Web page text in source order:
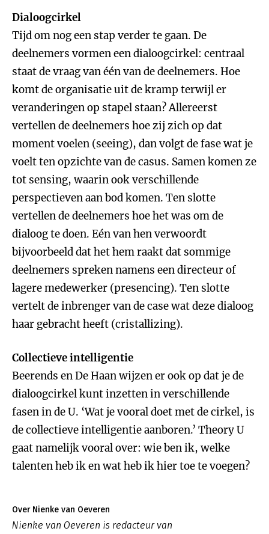
Dialoogcirkel
Tijd om nog een stap verder te gaan. De
deelnemers vormen een dialoogcirkel: centraal
staat de vraag van één van de deelnemers. Hoe
komt de organisatie uit de kramp terwijl er
veranderingen op stapel staan? Allereerst
vertellen de deelnemers hoe zij zich op dat
moment voelen (seeing), dan volgt de fase wat je
voelt ten opzichte van de casus. Samen komen ze
tot sensing, waarin ook verschillende
perspectieven aan bod komen. Ten slotte
vertellen de deelnemers hoe het was om de
dialoog te doen. Eén van hen verwoordt
bijvoorbeeld dat het hem raakt dat sommige
deelnemers spreken namens een directeur of
lagere medewerker (presencing). Ten slotte
vertelt de inbrenger van de case wat deze dialoog
haar gebracht heeft (cristallizing).
Collectieve intelligentie
Beerends en De Haan wijzen er ook op dat je de
dialoogcirkel kunt inzetten in verschillende
fasen in de U. ‘Wat je vooral doet met de cirkel, is
de collectieve intelligentie aanboren.’ Theory U
gaat namelijk vooral over: wie ben ik, welke
talenten heb ik en wat heb ik hier toe te voegen?
Over Nienke van Oeveren
Nienke van Oeveren is redacteur van